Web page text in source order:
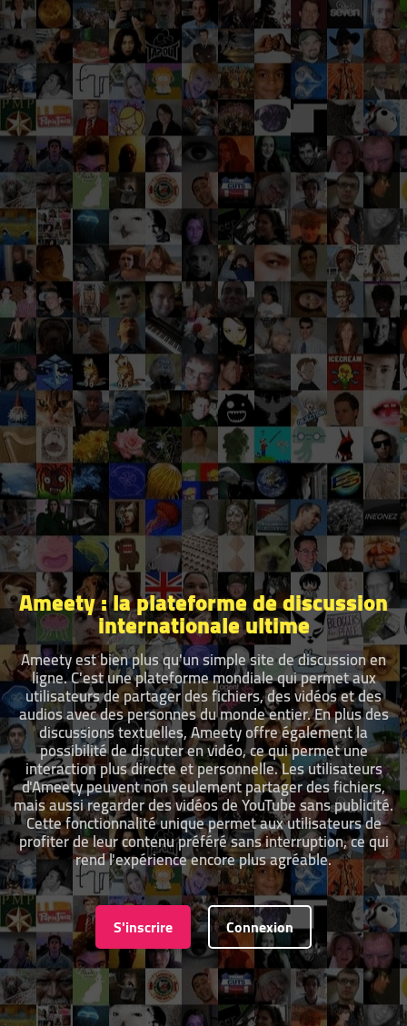
Ameety : la plateforme de discussion
internationale ultime
Ameety est bien plus qu'un simple site de discussion en
ligne. C'est une plateforme mondiale qui permet aux
utilisateurs de partager des fichiers, des vidéos et des
audios avec des personnes du monde entier. En plus des
discussions textuelles, Ameety offre également la
possibilité de discuter en vidéo, ce qui permet une
interaction plus directe et personnelle. Les utilisateurs
d'Ameety peuvent non seulement partager des fichiers,
mais aussi regarder des vidéos de YouTube sans publicité.
Cette fonctionnalité unique permet aux utilisateurs de
profiter de leur contenu préféré sans interruption, ce qui
rend l'expérience encore plus agréable.
S'inscrire Connexion